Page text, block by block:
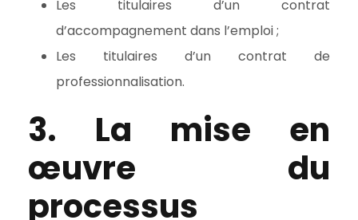
Les titulaires d’un contrat
d’accompagnement dans l’emploi ;
Les titulaires d’un contrat de
professionnalisation.
3. La mise en
œuvre du
processus